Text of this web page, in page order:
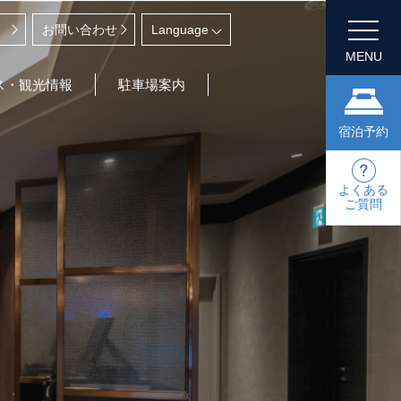
お問い合わせ
・観光情報 駐車場案内
宿泊予約
MENU
よくある
ご質問